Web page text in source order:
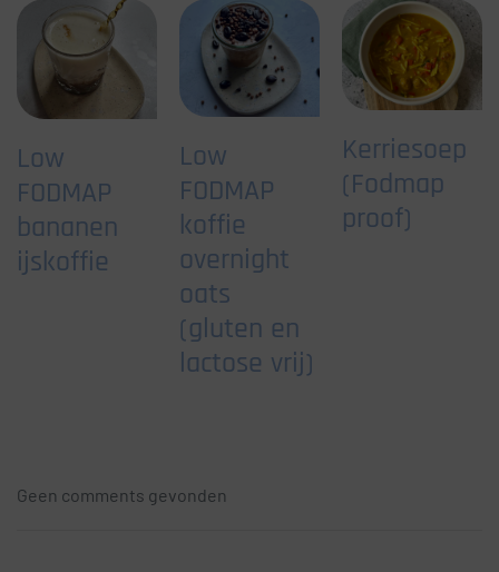
Low
FODMAP
bananen
ijskoffie
Low
FODMAP
koffie
overnight
oats
(gluten en
lactose vrij)
Kerriesoep
(Fodmap
proof)
Geen comments gevonden